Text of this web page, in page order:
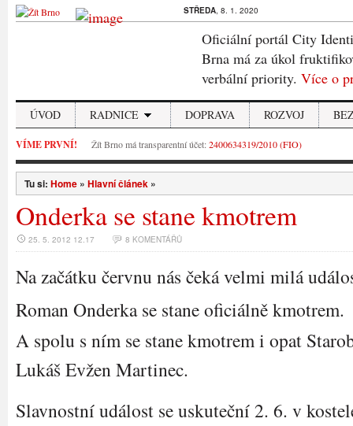
STŘEDA, 8. 1. 2020
Oficiální portál City
Brna má za úkol
verbální priority. Více o
ÚVOD RADNICE DOPRAVA ROZVOJ
VÍME PRVNÍ! Žít Brno má transparentní účet:2400634319/2010 (FIO)
Tu si: Home » Hlavní článek »
Onderka se stane kmotrem
25. 5. 2012 12.17 8 KOMENTÁŘŮ
Na začátku červnu nás čeká velmi milá
Roman Onderka se stane oficiálně kmotrem.
A spolu s ním se stane kmotrem i opat
Lukáš Evžen Martinec.
Slavnostní událost se uskuteční 2. 6. v